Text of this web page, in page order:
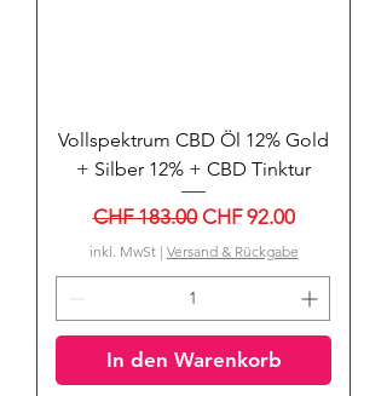
Vollspektrum CBD Öl 12% Gold
+ Silber 12% + CBD Tinktur
Standardpreis
CHF 183.00 Sale-Preis
CHF 92.00
inkl. MwSt| Versand & Rückgabe
In den Warenkorb